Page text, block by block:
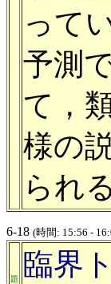
って
予測
て，
様の
られ
6-18 (時間: 15:56 -
題
臨界